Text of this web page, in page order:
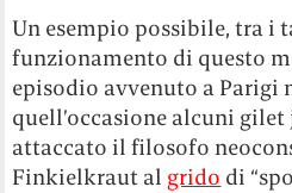
Un esempio possibile, tra i
funzionamento di questo
episodio avvenuto a Parigi
quell’occasione alcuni gilet
attaccato il filosofo
Finkielkraut al grido di